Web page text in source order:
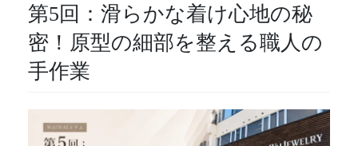
第5回：滑らかな着け心地の秘
密！原型の細部を整える職人の
手作業